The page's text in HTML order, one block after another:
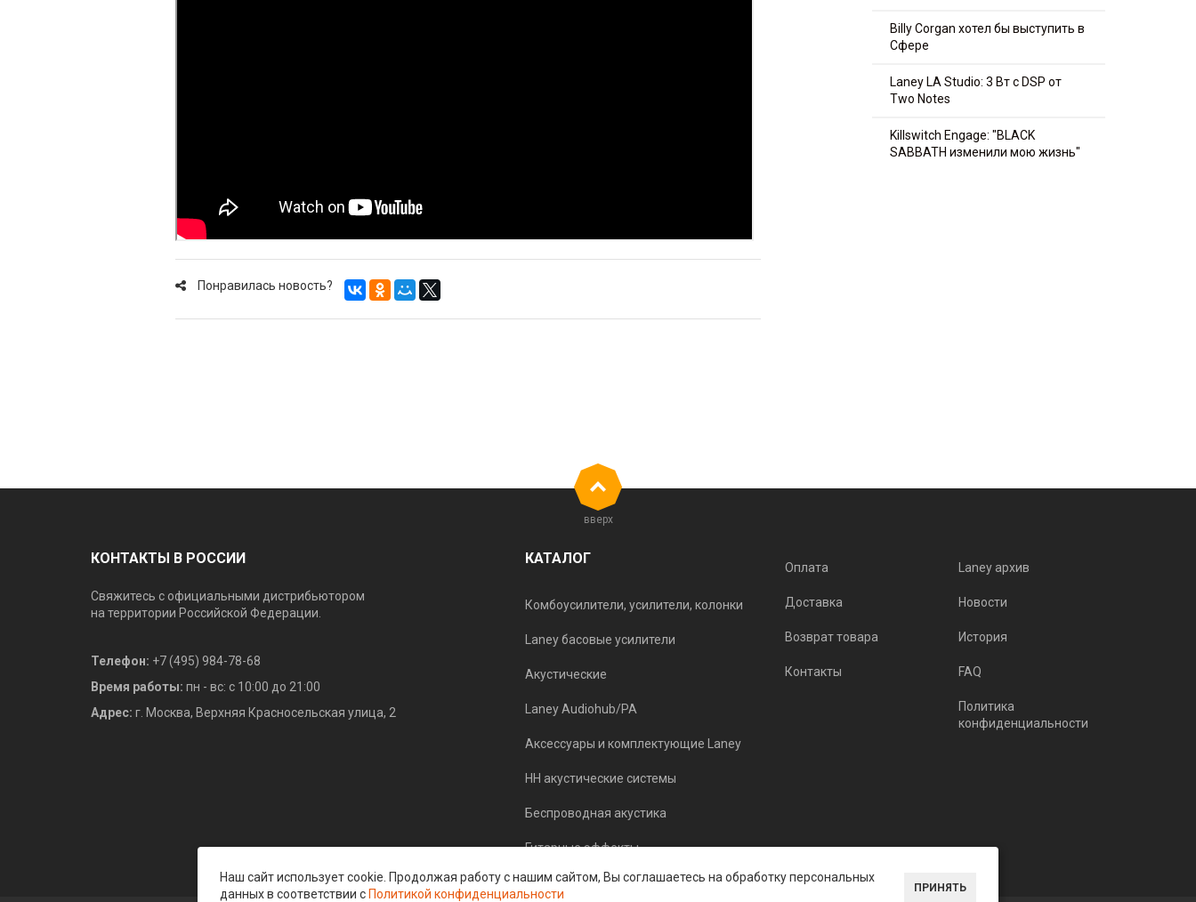
Понравилась новость?
Billy Corgan хотел бы выступить в
Сфере
Laney LA Studio: 3 Вт с DSP от
Two Notes
Killswitch Engage: "BLACK
SABBATH изменили мою жизнь"
КОНТАКТЫ В РОССИИ
Свяжитесь с официальными дистрибьютором
на территории Российской Федерации.
Телефон: +7 (495) 984-78-68
Время работы: пн - вс: с 10:00 до 21:00
Адрес: г. Москва, Верхняя Красносельская улица, 2
КАТАЛОГ
Комбоусилители, усилители, колонки
Laney басовые усилители
Акустические
Laney Audiohub/PA
Аксессуары и комплектующие Laney
HH акустические системы
Беспроводная акустика
Гитарные эффекты
Оплата
Доставка
Возврат товара
Контакты
Laney архив
Новости
История
FAQ
Политика
конфиденциальности
вверх
Наш сайт использует cookie. Продолжая работу с нашим сайтом, Вы соглашаетесь на обработку персональных
данных в соответствии с Политикой конфиденциальности ПРИНЯТЬ